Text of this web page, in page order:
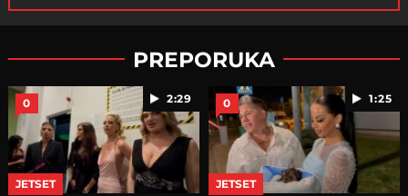
PREPORUKA
2:29
0
JETSET
1:25
0
JETSET